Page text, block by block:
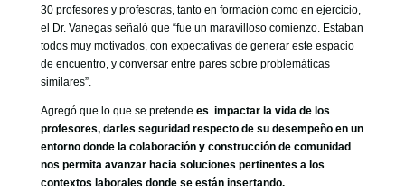
30 profesores y profesoras, tanto en formación como en ejercicio,
el Dr. Vanegas señaló que “fue un maravilloso comienzo. Estaban
todos muy motivados, con expectativas de generar este espacio
de encuentro, y conversar entre pares sobre problemáticas
similares”.
Agregó que lo que se pretende es impactar la vida de los
profesores, darles seguridad respecto de su desempeño en un
entorno donde la colaboración y construcción de comunidad
nos permita avanzar hacia soluciones pertinentes a los
contextos laborales donde se están insertando.